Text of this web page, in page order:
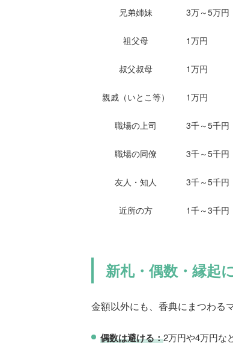
兄弟姉妹 3万～5万円
祖父母 1万円
叔父叔母 1万円
親戚（いとこ等） 1万円
職場の上司 3千～5千円
職場の同僚 3千～5千円
友人・知人 3千～5千円
近所の方 1千～3千円
新札・偶数・縁起
金額以外にも、香典にまつわる
偶数は避ける：2万円や4万円な